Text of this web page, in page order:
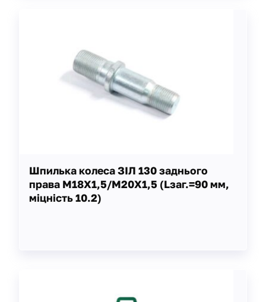
Шпилька колеса ЗІЛ 130 заднього
права М18Х1,5/М20Х1,5 (Lзаг.=90 мм,
міцність 10.2)